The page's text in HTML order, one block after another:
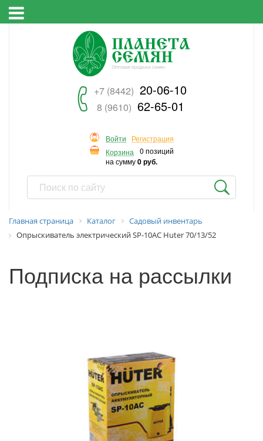
+7 (8442) 20-06-10
8 (9610) 62-65-01
Войти
Регистрация
Корзина
0 позиций
на сумму0 руб.
Главная страница Каталог
Садовый инвентарь
Опрыскиватель электрический SP-10AC Huter 70/13/52
Подписка на рассылки